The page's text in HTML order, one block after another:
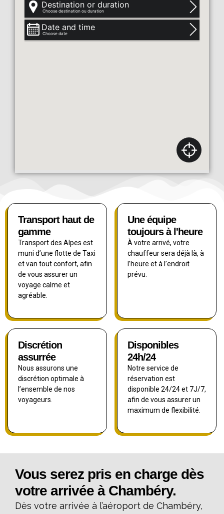
Transport haut de
gamme
Transport des Alpes est
muni d’une flotte de Taxi
et van tout confort, afin
de vous assurer un
voyage calme et
agréable.
Une équipe
toujours à l'heure
À votre arrivé, votre
chauffeur sera déjà là, à
l’heure et à l’endroit
prévu.
Discrétion
assurrée
Nous assurons une
discrétion optimale à
l’ensemble de nos
voyageurs.
Disponibles
24h/24
Notre service de
réservation est
disponible 24/24 et 7J/7,
afin de vous assurer un
maximum de flexibilité.
Vous serez pris en charge dès
votre arrivée à Chambéry.
Dès votre arrivée à l’aéroport de Chambéry,